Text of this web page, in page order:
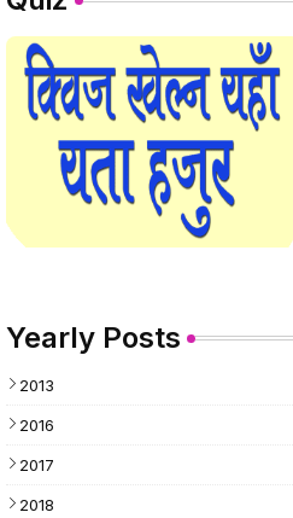
Yearly Posts
2013
2016
2017
2018